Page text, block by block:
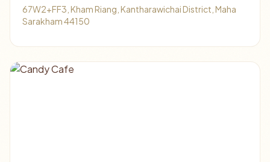
67W2+FF3, Kham Riang, Kantharawichai District, Maha
Sarakham 44150